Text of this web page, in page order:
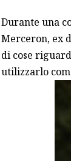
Durante una
Merceron, ex
di cose
utilizzarlo